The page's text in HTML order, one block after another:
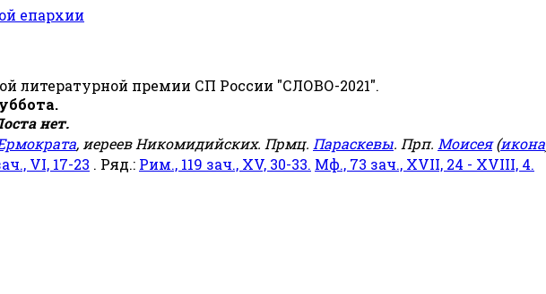
епархии
литературной премии СП России "СЛОВО-2021".
нет.
, иереев Никомидийских. Прмц. Параскевы. Прп. Моисея(икона
VI, 17-23 . Ряд.: Рим., 119 зач., XV, 30-33. Мф., 73 зач., XVII, 24 - XVIII, 4.